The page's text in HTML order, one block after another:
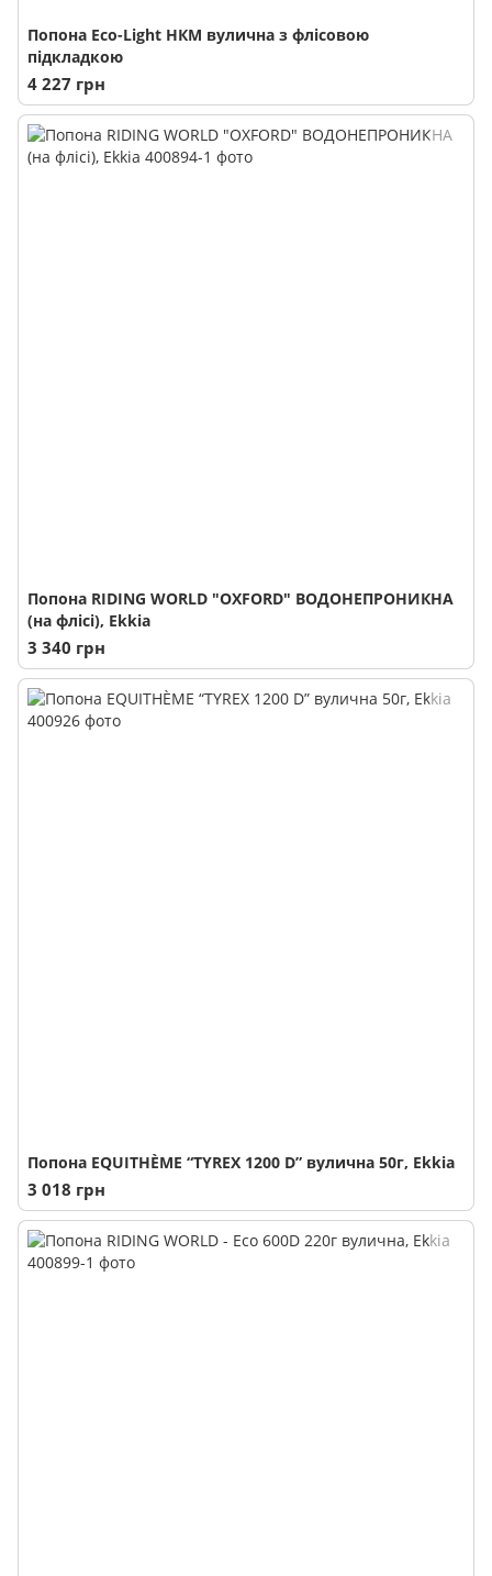
Попона Eco-Light НКМ вулична з флісовою
підкладкою
4 227 грн
Попона RIDING WORLD "OXFORD" ВОДОНЕПРОНИКНА
(на флісі), Ekkia
3 340 грн
Попона EQUITHÈME “TYREX 1200 D” вулична 50г, Ekkia
3 018 грн